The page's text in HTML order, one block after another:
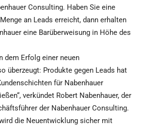
Consulting. Haben Sie eine
an Leads erreicht, dann erhalten
eine Barüberweisung in Höhe des
dem Erfolg einer neuen
überzeugt: Produkte gegen Leads hat
für Nabenhauer
verkündet Robert Nabenhauer, der
der Nabenhauer Consulting.
die Neuentwicklung sicher mit